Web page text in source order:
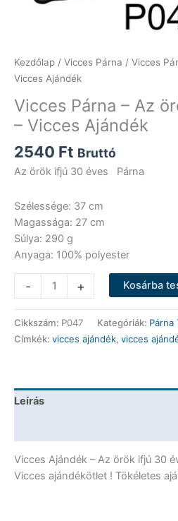
Kezdőlap / Vicces Párna / Vicces
Vicces Ajándék
Vicces Párna – Az
– Vicces Ajándék
2540 Ft Bruttó
Az örök ifjú 30 éves Párna
Szélessége: 37 cm
Magassága: 27 cm
Súlya: 290 g
Anyaga: 100% polyester
-
Párna
-
Az
örök
éves
Ajándék
mennyiség
+ Kosárba
Cikkszám: P047 Kategóriák: Párna
Címkék: vicces ajándék, vicces
Leírás
Vicces Ajándék – Az örök ifjú 30
Vicces ajándékötlet ! Tökéletes